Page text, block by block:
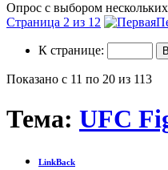
Опрос с выбором нескольких
Страница 2 из 12
К странице:
Показано с 11 по 20 из 113
Тема: UFC
LinkBack